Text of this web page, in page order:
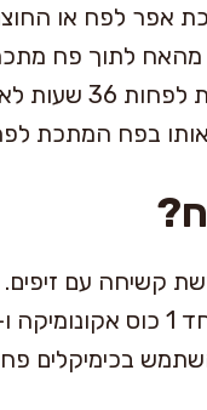
אפר לפח או החוצה
מהאח לתוך פח
לא דליק כמו
בפח המתכת
קשיחה עם